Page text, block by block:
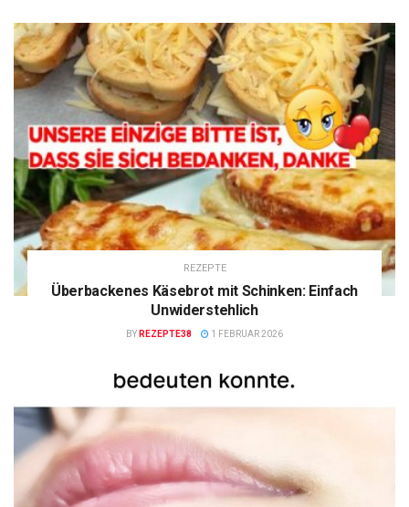
REZEPTE
Überbackenes Käsebrot mit Schinken: Einfach
Unwiderstehlich
BY REZEPTE38 1 FEBRUAR 2026